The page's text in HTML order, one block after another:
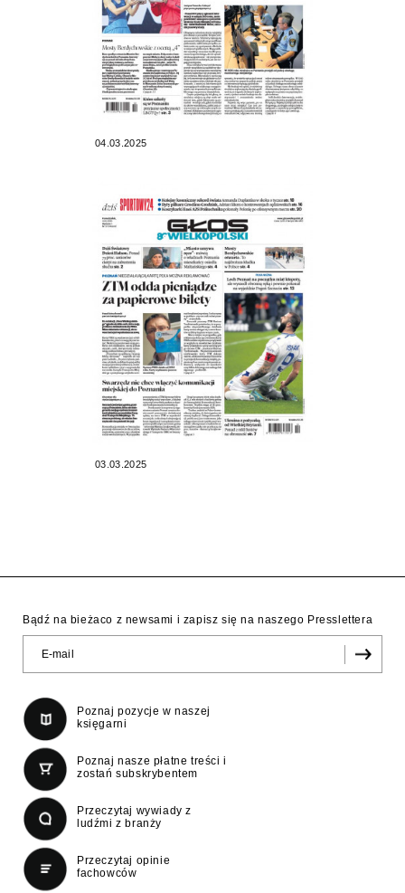
04.03.2025
03.03.2025
Bądź na bieżaco z newsami i zapisz się na naszego Presslettera
Poznaj pozycje w naszej
księgarni
Poznaj nasze płatne treści i
zostań subskrybentem
Przeczytaj wywiady z
ludźmi z branży
Przeczytaj opinie
fachowców